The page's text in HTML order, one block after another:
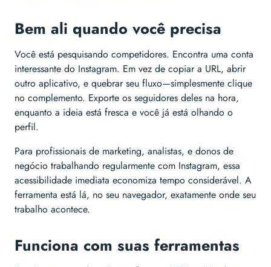
Bem ali quando você precisa
Você está pesquisando competidores. Encontra uma conta
interessante do Instagram. Em vez de copiar a URL, abrir
outro aplicativo, e quebrar seu fluxo—simplesmente clique
no complemento. Exporte os seguidores deles na hora,
enquanto a ideia está fresca e você já está olhando o
perfil.
Para profissionais de marketing, analistas, e donos de
negócio trabalhando regularmente com Instagram, essa
acessibilidade imediata economiza tempo considerável. A
ferramenta está lá, no seu navegador, exatamente onde seu
trabalho acontece.
Funciona com suas ferramentas